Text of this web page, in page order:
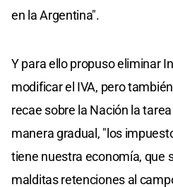
en la Argentina".
Y para ello propuso eliminar
modificar el IVA, pero
recae sobre la Nación la
manera gradual, "los
tiene nuestra economía, que
malditas retenciones al